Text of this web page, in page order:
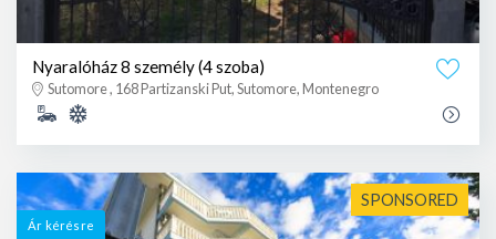
Nyaralóház 8 személy (4 szoba)
Sutomore , 168 Partizanski Put, Sutomore, Montenegro
SPONSORED
Ár kérésre